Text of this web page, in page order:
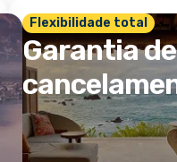
Flexibilidade total
Garantia de